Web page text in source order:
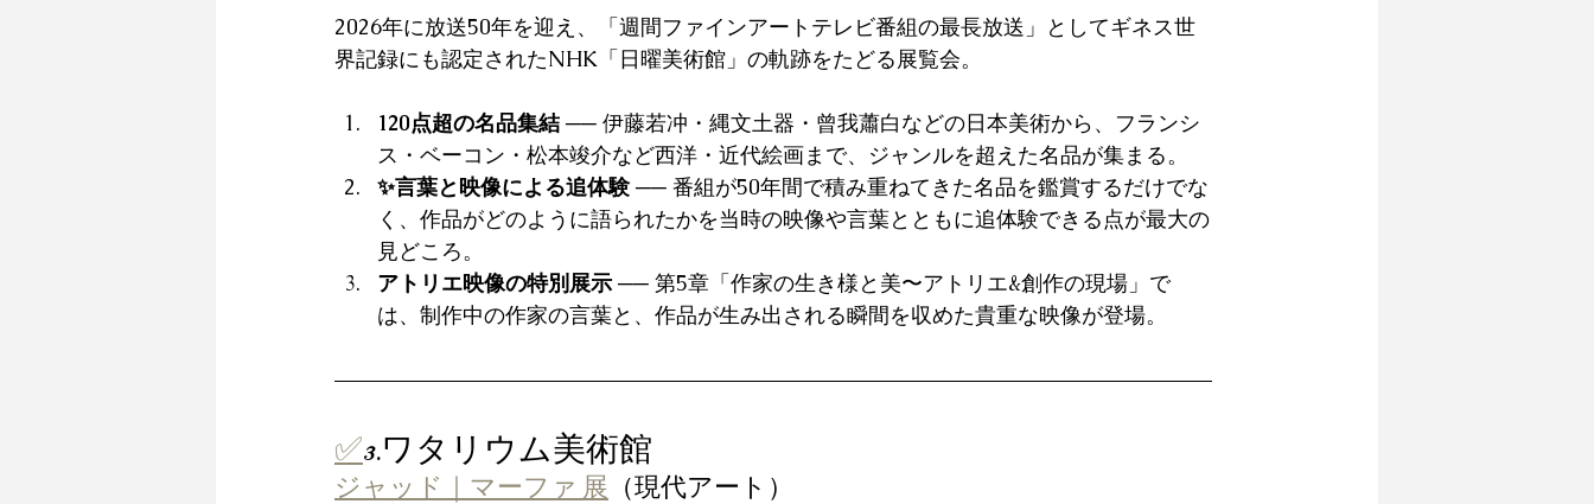
2026年に放送50年を迎え、「週間ファインアートテレビ番組の最長放送」としてギネス世
界記録にも認定されたNHK「日曜美術館」の軌跡をたどる展覧会。
120点超の名品集結 ── 伊藤若冲・縄文土器・曾我蕭白などの日本美術から、フランシ
ス・ベーコン・松本竣介など西洋・近代絵画まで、ジャンルを超えた名品が集まる。
✨言葉と映像による追体験 ── 番組が50年間で積み重ねてきた名品を鑑賞するだけでな
く、作品がどのように語られたかを当時の映像や言葉とともに追体験できる点が最大の
見どころ。
アトリエ映像の特別展示 ── 第5章「作家の生き様と美〜アトリエ&創作の現場」で
は、制作中の作家の言葉と、作品が生み出される瞬間を収めた貴重な映像が登場。
✅3.ワタリウム美術館
ジャッド｜マーファ 展 （現代アート）